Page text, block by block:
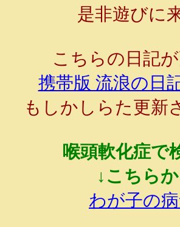
是非遊びに
こちらの日記
携帯版 流浪の日
もしかしらた更新
喉頭軟化症で
↓こちら
わが子の